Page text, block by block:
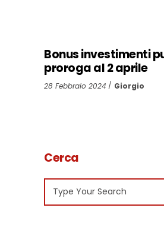
Bonus investimenti
proroga al 2 aprile
28 Febbraio 2024 Giorgio
Cerca
Search
for: